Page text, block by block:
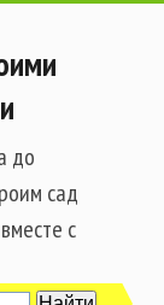
до
сад
с